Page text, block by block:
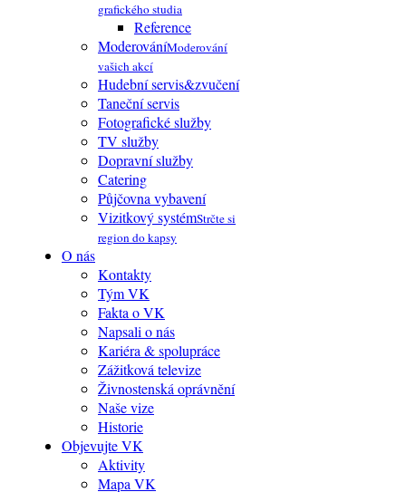
grafického studia
Reference
ModerováníModerování
vašich akcí
Hudební servis&zvučení
Taneční servis
Fotografické služby
TV služby
Dopravní služby
Catering
Půjčovna vybavení
Vizitkový systémStrčte si
region do kapsy
O nás
Kontakty
Tým VK
Fakta o VK
Napsali o nás
Kariéra & spolupráce
Zážitková televize
Živnostenská oprávnění
Naše vize
Historie
Objevujte VK
Aktivity
Mapa VK